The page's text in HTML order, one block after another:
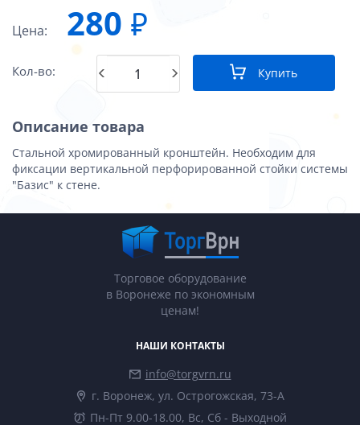
Цена: 280 ₽
Кол-во: Купить
Описание товара
Стальной хромированный кронштейн. Необходим для
фиксации вертикальной перфорированной стойки системы
"Базис" к стене.
Торговое оборудование
в Воронеже по экономным
ценам!
НАШИ КОНТАКТЫ
info@torgvrn.ru
г. Воронеж, ул. Острогожская, 73-А
Пн-Пт 9.00-18.00, Вс, Сб - Выходной